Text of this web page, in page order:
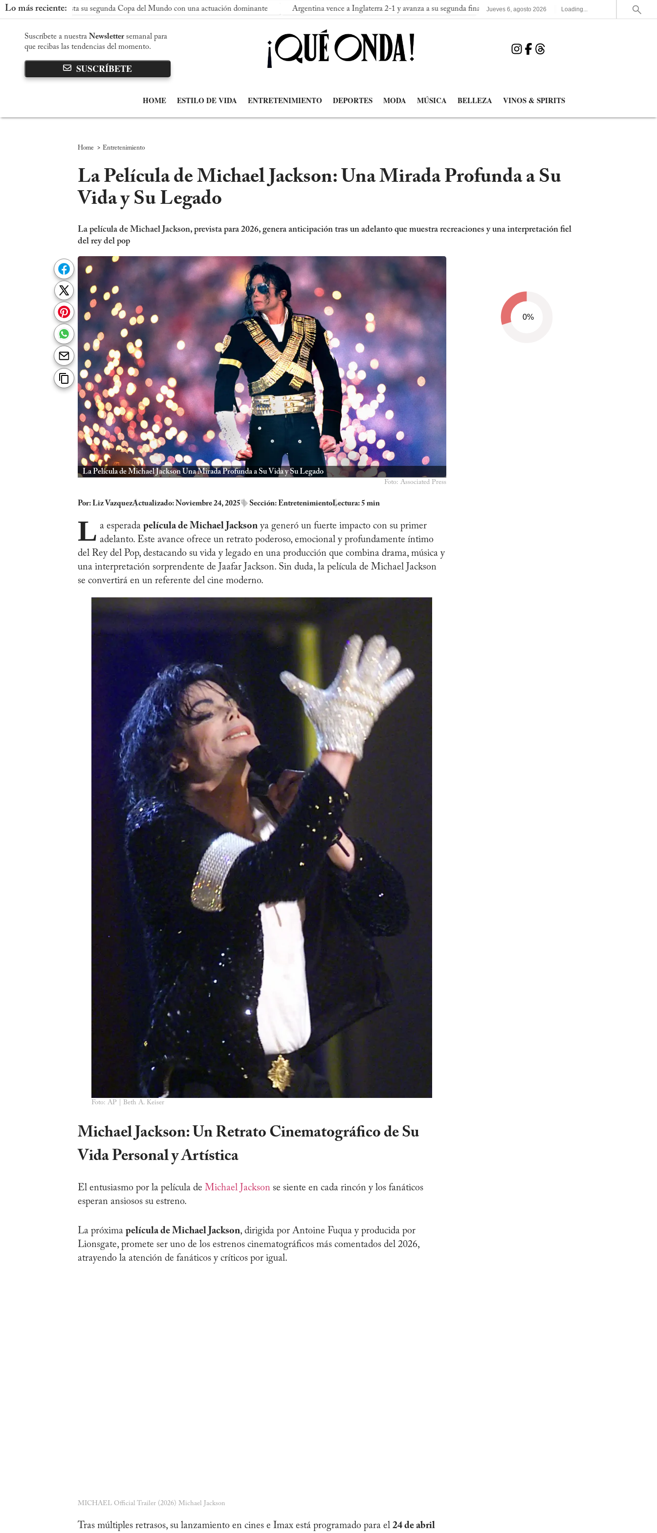
Lo más reciente:
su segunda Copa del Mundo con una actuación dominante Argentina vence a Inglaterra 2-1 y avanza a su segunda final consecutiva del Mundial España elimina a Francia y jugará la
Jueves 6,agosto 2026 Loading...
Suscríbete a nuestra Newsletter semanal para
que recibas las tendencias del momento.
SUSCRÍBETE
HOME ESTILO DE VIDA ENTRETENIMIENTO DEPORTES MODA MÚSICA BELLEZA VINOS & SPIRITS
Home > Entretenimiento
La Película de Michael Jackson: Una Mirada Profunda a Su
Vida y Su Legado
La película de Michael Jackson, prevista para 2026, genera anticipación tras un adelanto que muestra recreaciones y una interpretación fiel
del rey del pop
La Película de Michael Jackson Una Mirada Profunda a Su Vida y Su Legado
Foto: Associated Press
Por:Liz VazquezActualizado: Noviembre 24, 2025 Sección:EntretenimientoLectura: 5 min
L a esperada película de Michael Jackson ya generó un fuerte impacto con su primer
adelanto. Este avance ofrece un retrato poderoso, emocional y profundamente íntimo
del Rey del Pop, destacando su vida y legado en una producción que combina drama, música y
una interpretación sorprendente de Jaafar Jackson. Sin duda, la película de Michael Jackson
se convertirá en un referente del cine moderno.
Foto: AP | Beth A. Keiser
Michael Jackson: Un Retrato Cinematográfico de Su
Vida Personal y Artística
El entusiasmo por la película de Michael Jackson se siente en cada rincón y los fanáticos
esperan ansiosos su estreno.
La próxima película de Michael Jackson, dirigida por Antoine Fuqua y producida por
Lionsgate, promete ser uno de los estrenos cinematográficos más comentados del 2026,
atrayendo la atención de fanáticos y críticos por igual.
MICHAEL Official Trailer (2026) Michael Jackson
Tras múltiples retrasos, su lanzamiento en cines e Imax está programado para el 24 de abril
0%